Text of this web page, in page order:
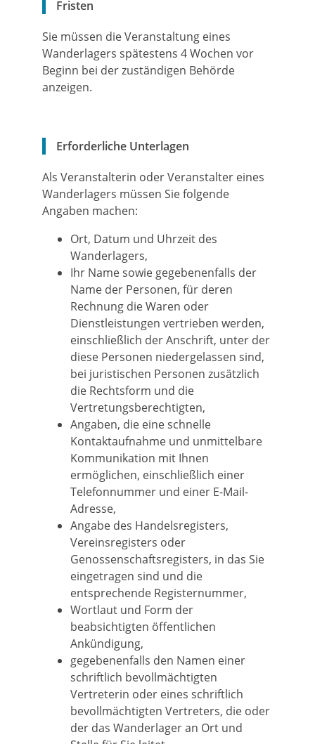
Fristen
Sie müssen die Veranstaltung eines
Wanderlagers spätestens 4 Wochen vor
Beginn bei der zuständigen Behörde
anzeigen.
Erforderliche Unterlagen
Als Veranstalterin oder Veranstalter eines
Wanderlagers müssen Sie folgende
Angaben machen:
Ort, Datum und Uhrzeit des
Wanderlagers,
Ihr Name sowie gegebenenfalls der
Name der Personen, für deren
Rechnung die Waren oder
Dienstleistungen vertrieben werden,
einschließlich der Anschrift, unter der
diese Personen niedergelassen sind,
bei juristischen Personen zusätzlich
die Rechtsform und die
Vertretungsberechtigten,
Angaben, die eine schnelle
Kontaktaufnahme und unmittelbare
Kommunikation mit Ihnen
ermöglichen, einschließlich einer
Telefonnummer und einer E-Mail-
Adresse,
Angabe des Handelsregisters,
Vereinsregisters oder
Genossenschaftsregisters, in das Sie
eingetragen sind und die
entsprechende Registernummer,
Wortlaut und Form der
beabsichtigten öffentlichen
Ankündigung,
gegebenenfalls den Namen einer
schriftlich bevollmächtigten
Vertreterin oder eines schriftlich
bevollmächtigten Vertreters, die oder
der das Wanderlager an Ort und